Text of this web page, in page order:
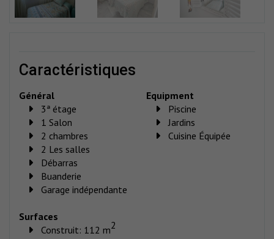
caractéristiques
Général
3ª étage
1 Salon
2 chambres
2 Les salles
Débarras
Buanderie
Garage indépendante
Surfaces
Construit: 112 m2
Equipment
Piscine
Jardins
Cuisine Équipée